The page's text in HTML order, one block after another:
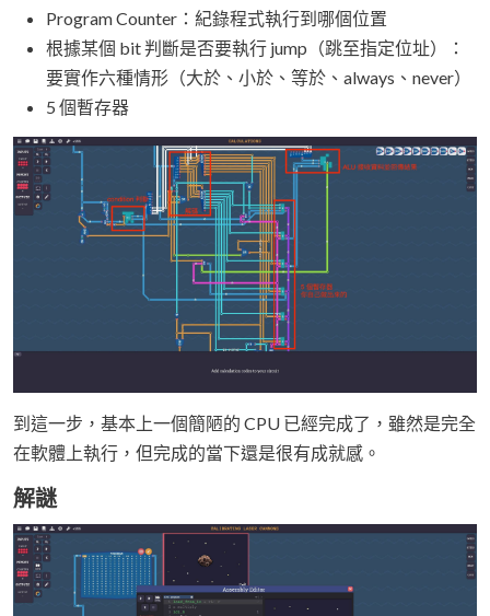
Program Counter：紀錄程式執行到哪個位置
根據某個 bit 判斷是否要執行 jump（跳至指定位址）：
要實作六種情形（大於、小於、等於、always、never）
5 個暫存器
到這一步，基本上一個簡陋的 CPU 已經完成了，雖然是完全
在軟體上執行，但完成的當下還是很有成就感。
解謎